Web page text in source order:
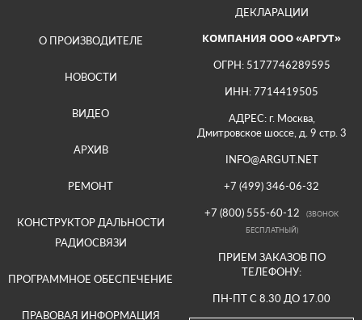
ДЕКЛАРАЦИИ
О ПРОИЗВОДИТЕЛЕ
НОВОСТИ
ВИДЕО
АРХИВ
РЕМОНТ
КОНСТРУКТОР ДАЛЬНОСТИ
РАДИОСВЯЗИ
ПРОГРАММНОЕ ОБЕСПЕЧЕНИЕ
ПРАВОВАЯ ИНФОРМАЦИЯ
КОМПАНИЯ ООО «АРГУТ»
ОГРН: 5177746289595
ИНН: 7714419505
АДРЕС: г. Москва,
Дмитровское шоссе, д. 9 стр. 3
INFO@ARGUT.NET
+7 (499) 346-06-32
+7 (800) 555-60-12
(ЗВОНОК
БЕСПЛАТНЫЙ)
ПРИЕМ ЗАКАЗОВ ПО
ТЕЛЕФОНУ:
ПН-ПТ С 8.30 ДО 17.00